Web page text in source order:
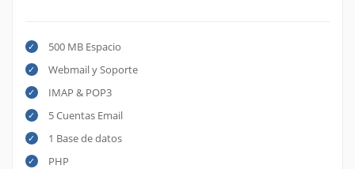
500 MB Espacio
Webmail y Soporte
IMAP & POP3
5 Cuentas Email
1 Base de datos
PHP